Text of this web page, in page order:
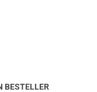
BESTELLER